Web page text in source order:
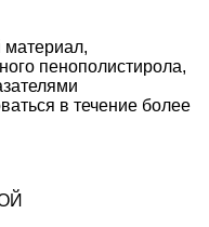
пенополистирола,
в течение более